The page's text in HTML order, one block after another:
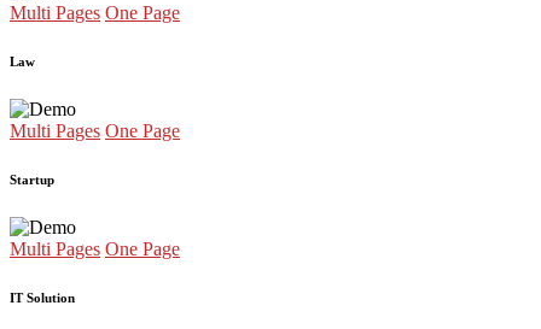
Multi Pages One Page
Law
Multi Pages One Page
Startup
Multi Pages One Page
IT Solution